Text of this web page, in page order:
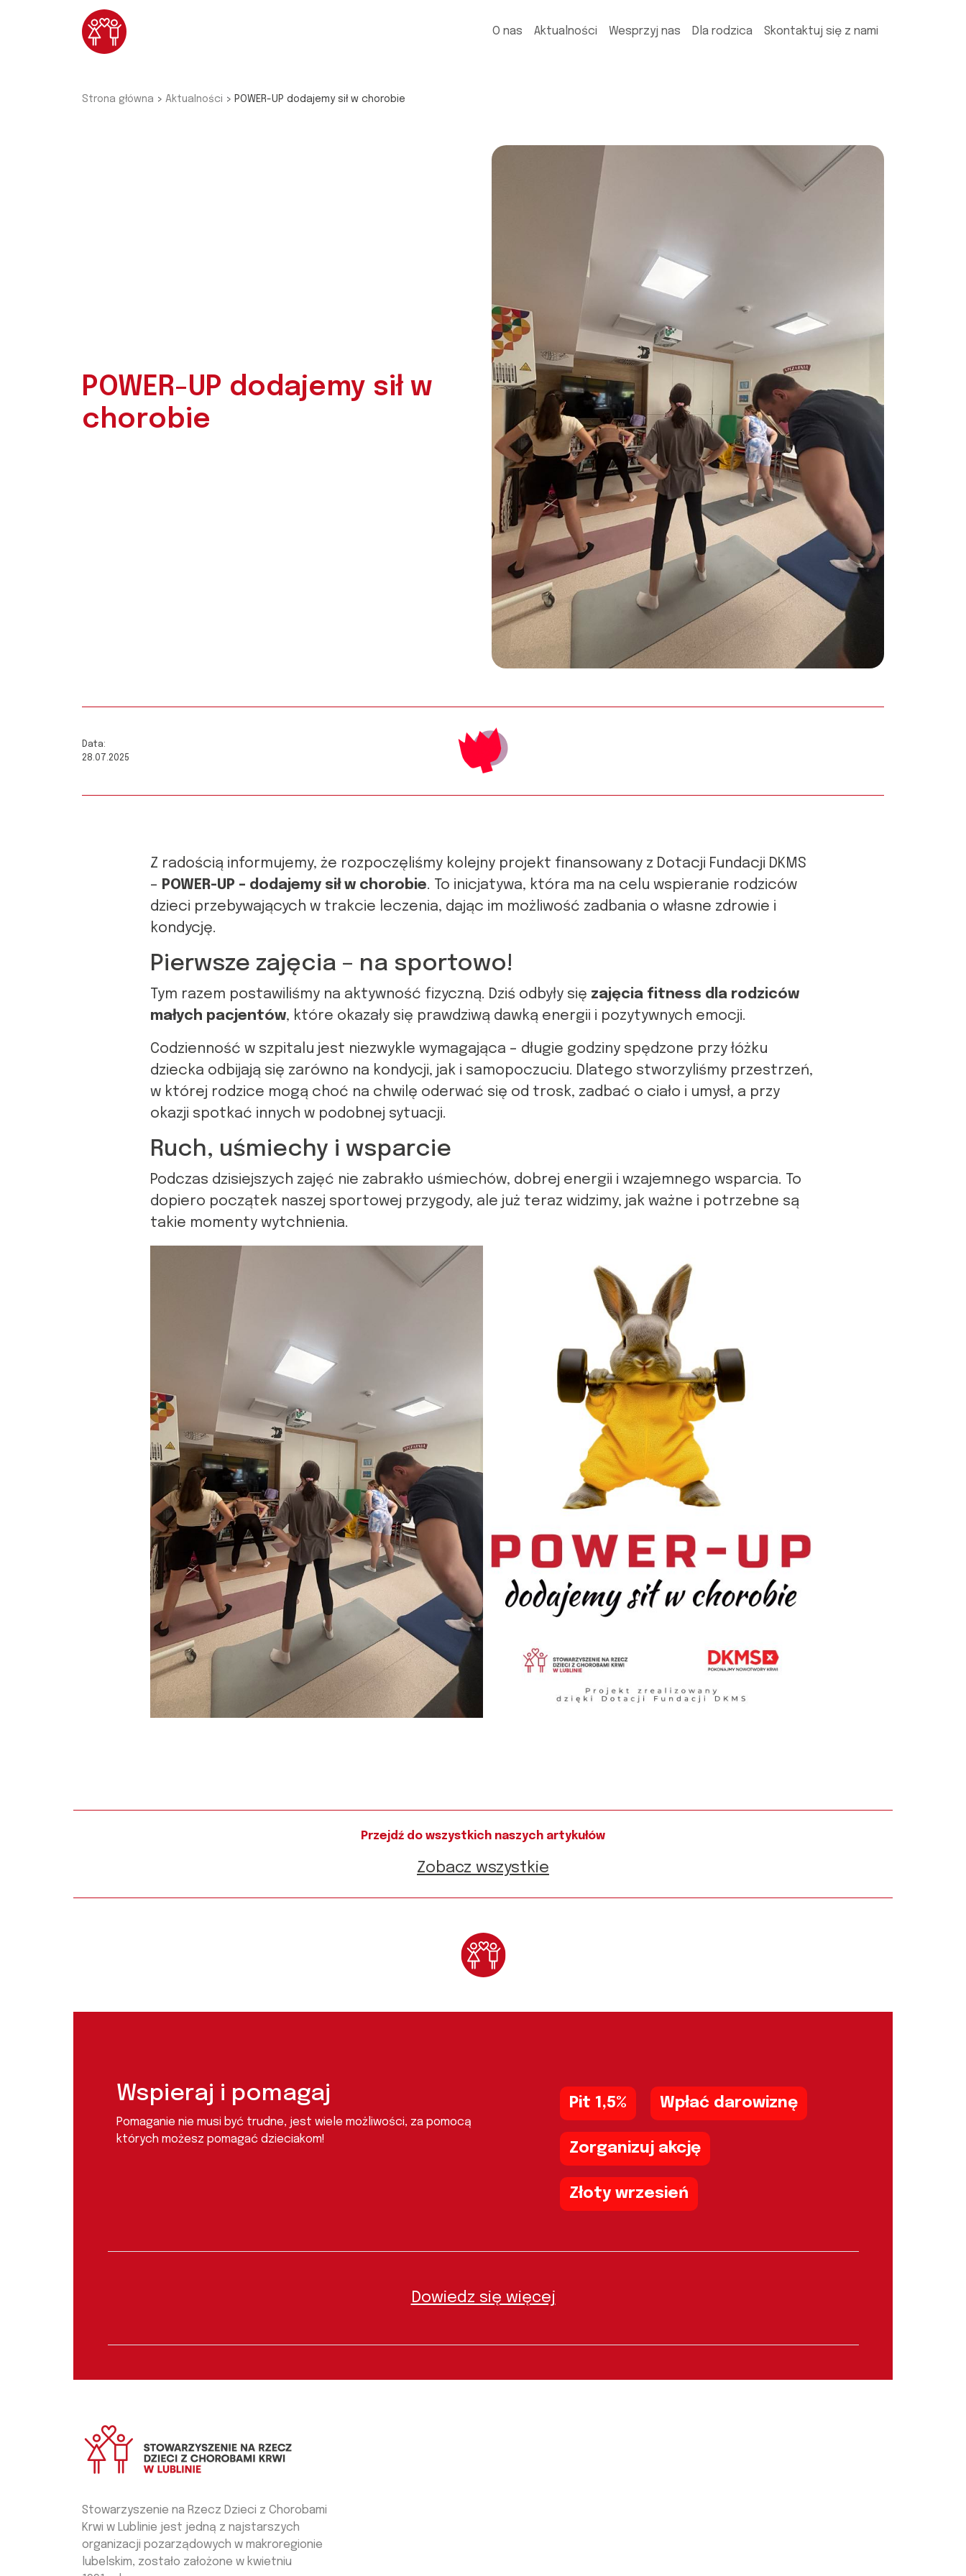
Przejdź do głównej treści
O nas
Aktualności Wesprzyj nas Dla rodzica Skontaktuj się z nami
Strona główna > Aktualności > POWER-UP dodajemy sił w chorobie
POWER-UP dodajemy sił w
chorobie
Data:
28.07.2025
Z radością informujemy, że rozpoczęliśmy kolejny projekt finansowany z Dotacji Fundacji DKMS
– POWER-UP – dodajemy sił w chorobie. To inicjatywa, która ma na celu wspieranie rodziców
dzieci przebywających w trakcie leczenia, dając im możliwość zadbania o własne zdrowie i
kondycję.
Pierwsze zajęcia – na sportowo!
Tym razem postawiliśmy na aktywność fizyczną. Dziś odbyły się zajęcia fitness dla rodziców
małych pacjentów, które okazały się prawdziwą dawką energii i pozytywnych emocji.
Codzienność w szpitalu jest niezwykle wymagająca – długie godziny spędzone przy łóżku
dziecka odbijają się zarówno na kondycji, jak i samopoczuciu. Dlatego stworzyliśmy przestrzeń,
w której rodzice mogą choć na chwilę oderwać się od trosk, zadbać o ciało i umysł, a przy
okazji spotkać innych w podobnej sytuacji.
Ruch, uśmiechy i wsparcie
Podczas dzisiejszych zajęć nie zabrakło uśmiechów, dobrej energii i wzajemnego wsparcia. To
dopiero początek naszej sportowej przygody, ale już teraz widzimy, jak ważne i potrzebne są
takie momenty wytchnienia.
Przejdź do wszystkich naszych artykułów
Zobacz wszystkie
Wspieraj i pomagaj
Pomaganie nie musi być trudne, jest wiele możliwości, za pomocą
których możesz pomagać dzieciakom!
Pit 1,5% Wpłać darowiznę
Zorganizuj akcję
Złoty wrzesień
Dowiedz się więcej
Stowarzyszenie na Rzecz Dzieci z Chorobami
Krwi w Lublinie jest jedną z najstarszych
organizacji pozarządowych w makroregionie
lubelskim, zostało założone w kwietniu